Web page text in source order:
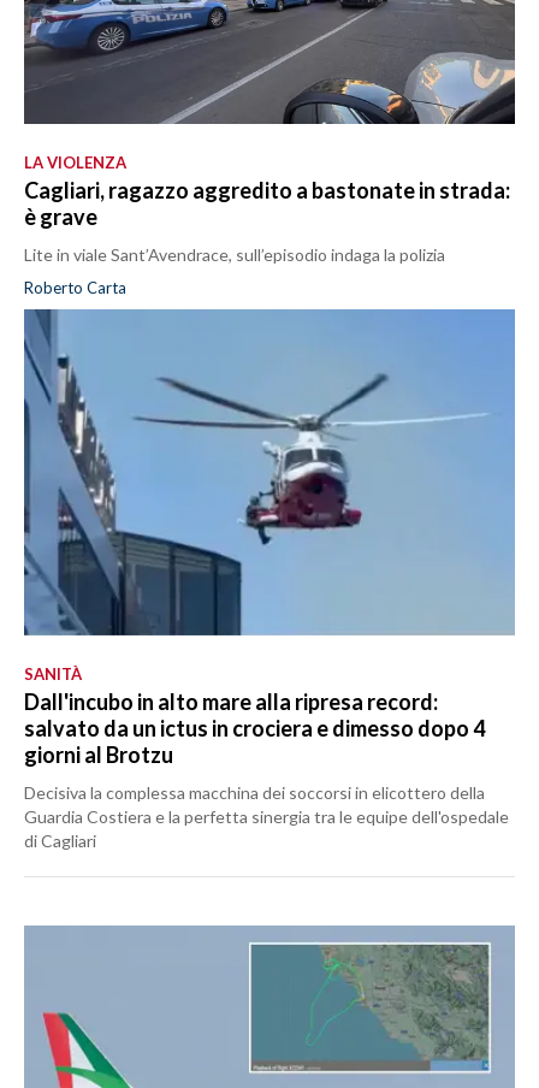
LA VIOLENZA
Cagliari, ragazzo aggredito a bastonate in strada:
è grave
Lite in viale Sant’Avendrace, sull’episodio indaga la polizia
Roberto Carta
SANITÀ
Dall'incubo in alto mare alla ripresa record:
salvato da un ictus in crociera e dimesso dopo 4
giorni al Brotzu
Decisiva la complessa macchina dei soccorsi in elicottero della
Guardia Costiera e la perfetta sinergia tra le equipe dell'ospedale
di Cagliari